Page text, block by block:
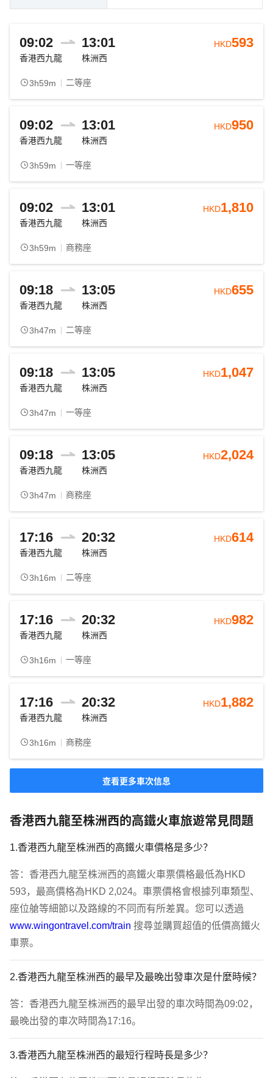
09:02 13:01
香港西九龍 株洲西
3h59m 二等座
HKD593
09:02 13:01
香港西九龍 株洲西
3h59m 一等座
HKD950
09:02 13:01
香港西九龍 株洲西
3h59m 商務座
HKD1,810
09:18 13:05
香港西九龍 株洲西
3h47m 二等座
HKD655
09:18 13:05
香港西九龍 株洲西
3h47m 一等座
HKD1,047
09:18 13:05
香港西九龍 株洲西
3h47m 商務座
HKD2,024
17:16 20:32
香港西九龍 株洲西
3h16m 二等座
HKD614
17:16 20:32
香港西九龍 株洲西
3h16m 一等座
HKD982
17:16 20:32
香港西九龍 株洲西
3h16m 商務座
HKD1,882
查看更多車次信息
香港西九龍至株洲西的高鐵火車旅遊常見問題
1.香港西九龍至株洲西的高鐵火車價格是多少？
答：香港西九龍至株洲西的高鐵火車票價格最低為HKD
593，最高價格為HKD 2,024。車票價格會根據列車類型、
www.wingontravel.com/train 搜尋並購買超值的低價高鐵火
車票。
2.香港西九龍至株洲西的最早及最晚出發車次是什麼時候？
答：香港西九龍至株洲西的最早出發的車次時間為09:02，
最晚出發的車次時間為17:16。
3.香港西九龍至株洲西的最短行程時長是多少？